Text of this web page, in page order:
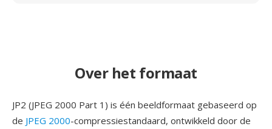
Over het formaat
JP2 (JPEG 2000 Part 1) is één beeldformaat gebaseerd op
de JPEG 2000-compressiestandaard, ontwikkeld door de